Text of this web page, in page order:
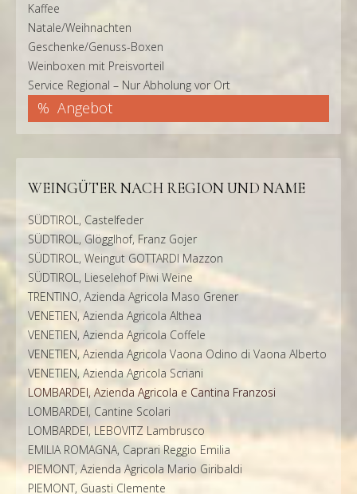
Kaffee
Natale/Weihnachten
Geschenke/Genuss-Boxen
Weinboxen mit Preisvorteil
Service Regional – Nur Abholung vor Ort
Angebot
WEINGÜTER NACH REGION UND NAME
SÜDTIROL, Castelfeder
SÜDTIROL, Glögglhof, Franz Gojer
SÜDTIROL, Weingut GOTTARDI Mazzon
SÜDTIROL, Lieselehof Piwi Weine
TRENTINO, Azienda Agricola Maso Grener
VENETIEN, Azienda Agricola Althea
VENETIEN, Azienda Agricola Coffele
VENETIEN, Azienda Agricola Vaona Odino di Vaona Alberto
VENETIEN, Azienda Agricola Scriani
LOMBARDEI, Azienda Agricola e Cantina Franzosi
LOMBARDEI, Cantine Scolari
LOMBARDEI, LEBOVITZ Lambrusco
EMILIA ROMAGNA, Caprari Reggio Emilia
PIEMONT, Azienda Agricola Mario Giribaldi
PIEMONT, Guasti Clemente